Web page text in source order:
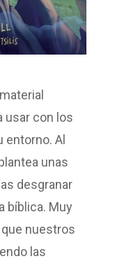
usar con los
entorno. Al
unas
desgranar
bíblica. Muy
que nuestros
las